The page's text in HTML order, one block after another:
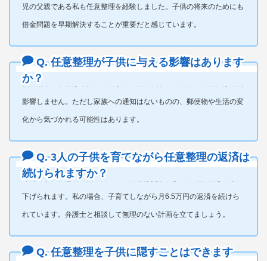
児の父親である私も任意整理を経験しました。子供の将来のためにも
借金問題を早期解決することが重要だと感じています。
Q. 任意整理が子供に与える影響はあります
か？
信用情報の影響は本人のみです。子供の奨学金・就職・結婚には原則
影響しません。ただし家族への通知はないものの、郵便物や生活の変
化から気づかれる可能性はあります。
Q. 3人の子供を育てながら任意整理の返済は
続けられますか？
可能です。任意整理後の月々の返済額は交渉によって現実的な金額に
下げられます。私の場合、子育てしながら月6.5万円の返済を続けら
れています。弁護士と相談して無理のない計画を立てましょう。
Q. 任意整理を子供に隠すことはできます